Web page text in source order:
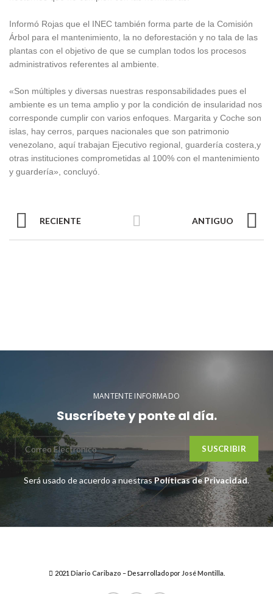
Informó Rojas que el INEC también forma parte de la Comisión
Árbol para el mantenimiento, la no deforestación y no tala de las
plantas con el objetivo de que se cumplan todos los procesos
administrativos referentes al ambiente.
«Son múltiples y diversas nuestras responsabilidades pues el
ambiente es un tema amplio y por la condición de insularidad nos
corresponde cumplir con varios enfoques. Margarita y Coche son
islas, hay cerros, parques nacionales que son patrimonio
venezolano, aquí trabajan Ejecutivo regional, guardería costera,y
otras instituciones comprometidas al 100% con el mantenimiento
y guardería», concluyó.
RECIENTE ANTIGUO
MANTENTE INFORMADO
Suscríbete y ponte al día.
Será usado de acuerdo a nuestrasPolíticas de Privacidad.
2021 Diario Caribazo – Desarrollado por José Montilla